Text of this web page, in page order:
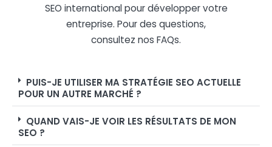
SEO international pour développer votre
entreprise. Pour des questions,
consultez nos FAQs.
PUIS-JE UTILISER MA STRATÉGIE SEO ACTUELLE
POUR UN AUTRE MARCHÉ ?
QUAND VAIS-JE VOIR LES RÉSULTATS DE MON
SEO ?